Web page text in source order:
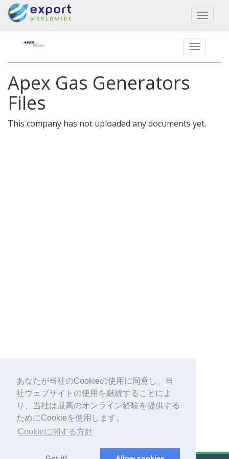
あなたが当社のCookieの使用に同意し、当
社ウェブサイトの使用を継続することによ
り、当社は最高のオンライン経験を提供する
ためにCookieを使用します。
Cookieに関する方針
Toggle
Apex Gas Generators
Files
This company has not uploaded any documents yet.